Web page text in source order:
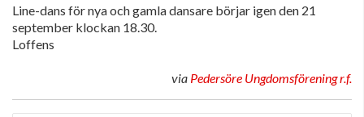
Line-dans för nya och gamla dansare börjar igen den 21
september klockan 18.30.
Loffens
via Pedersöre Ungdomsförening r.f.